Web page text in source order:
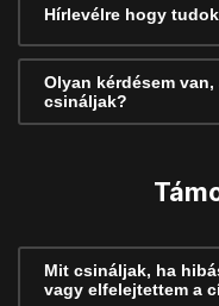
Hírlevélre hogy
Olyan kérdésem
csináljak?
Mit csináljak, ha
vagy elfelejtettem a